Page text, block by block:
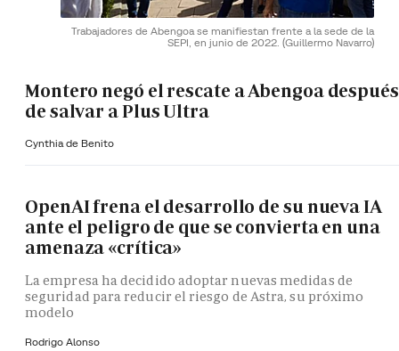
Trabajadores de Abengoa se manifiestan frente a la sede de la
SEPI, en junio de 2022. (Guillermo Navarro)
Montero negó el rescate a Abengoa después
de salvar a Plus Ultra
Cynthia de Benito
OpenAI frena el desarrollo de su nueva IA
ante el peligro de que se convierta en una
amenaza «crítica»
La empresa ha decidido adoptar nuevas medidas de
seguridad para reducir el riesgo de Astra, su próximo
modelo
Rodrigo Alonso